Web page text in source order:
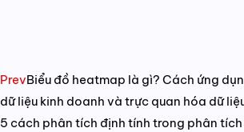
PrevBiểu đồ heatmap là gì? Cách ứng
dữ liệu kinh doanh và trực quan hóa dữ
5 cách phân tích định tính trong phân